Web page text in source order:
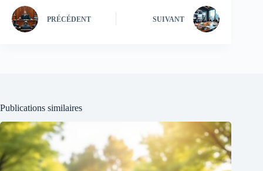
PRÉCÉDENT SUIVANT
Publications similaires